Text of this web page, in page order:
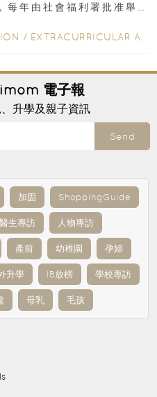
每年由社會福利署批准舉
/ EXTRACURRICULAR ACTIVITIES
電子報
升學及親子資訊
Send
加固 ShoppingGuide
醫生專訪 人物專訪
產前 幼稚園 孕婦
升學 IB放榜 學校專訪
母乳 毛孩